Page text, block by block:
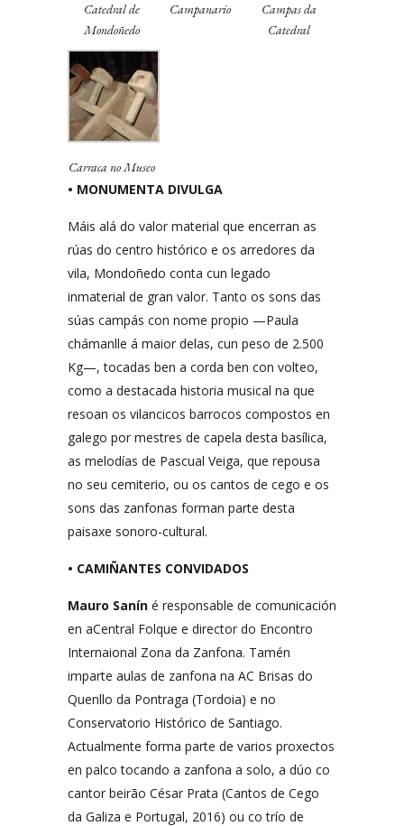
Catedral de
Mondoñedo
Campanario
Campas da
Catedral
Carraca no Museo
• MONUMENTA DIVULGA
Máis alá do valor material que encerran as
rúas do centro histórico e os arredores da
vila, Mondoñedo conta cun legado
inmaterial de gran valor. Tanto os sons das
súas campás con nome propio —Paula
chámanlle á maior delas, cun peso de 2.500
Kg—, tocadas ben a corda ben con volteo,
como a destacada historia musical na que
resoan os vilancicos barrocos compostos en
galego por mestres de capela desta basílica,
as melodías de Pascual Veiga, que repousa
no seu cemiterio, ou os cantos de cego e os
sons das zanfonas forman parte desta
paisaxe sonoro-cultural.
• CAMIÑANTES CONVIDADOS
Mauro Sanín é responsable de comunicación
en aCentral Folque e director do Encontro
Internaional Zona da Zanfona. Tamén
imparte aulas de zanfona na AC Brisas do
Quenllo da Pontraga (Tordoia) e no
Conservatorio Histórico de Santiago.
Actualmente forma parte de varios proxectos
en palco tocando a zanfona a solo, a dúo co
cantor beirão César Prata (Cantos de Cego
da Galiza e Portugal, 2016) ou co trío de